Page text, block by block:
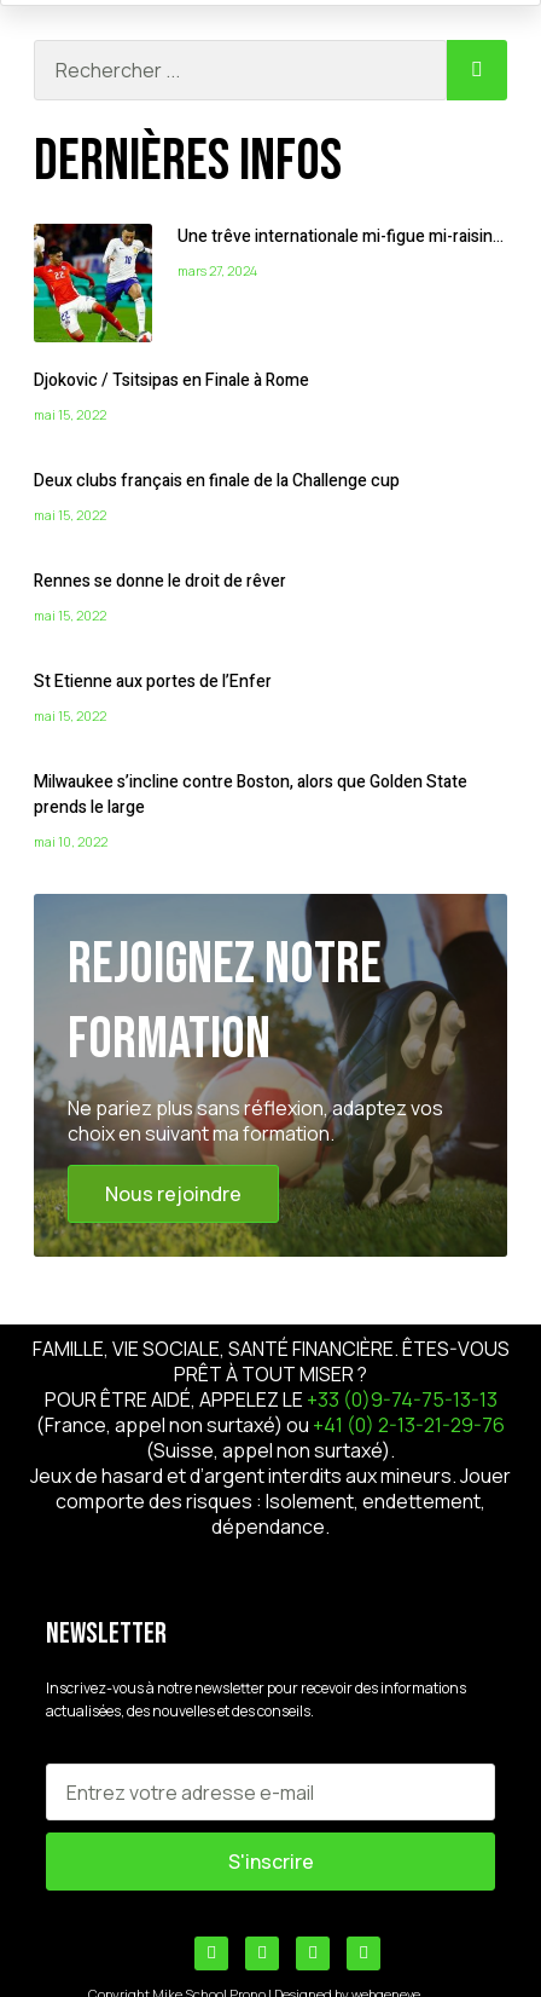
Dernières infos
Une trêve internationale mi-figue mi-raisin…
mars 27, 2024
Djokovic / Tsitsipas en Finale à Rome
mai 15, 2022
Deux clubs français en finale de la Challenge cup
mai 15, 2022
Rennes se donne le droit de rêver
mai 15, 2022
St Etienne aux portes de l’Enfer
mai 15, 2022
Milwaukee s’incline contre Boston, alors que Golden State
prends le large
mai 10, 2022
Rejoignez notre
formation
Ne pariez plus sans réflexion, adaptez vos
choix en suivant ma formation.
Nous rejoindre
FAMILLE, VIE SOCIALE, SANTÉ FINANCIÈRE. ÊTES-VOUS
PRÊT À TOUT MISER ?
POUR ÊTRE AIDÉ, APPELEZ LE +33 (0)9-74-75-13-13
(France, appel non surtaxé) ou +41 (0) 2-13-21-29-76
(Suisse, appel non surtaxé).
Jeux de hasard et d’argent interdits aux mineurs. Jouer
comporte des risques : Isolement, endettement,
dépendance.
Newsletter
Inscrivez-vous à notre newsletter pour recevoir des informations
actualisées, des nouvelles et des conseils.
S'inscrire